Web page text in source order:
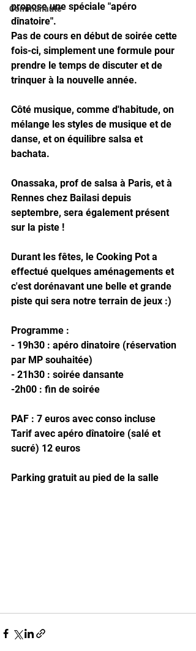
Communauté
propose une spéciale "apéro
dînatoire".
Pas de cours en début de soirée cette
fois-ci, simplement une formule pour
prendre le temps de discuter et de
trinquer à la nouvelle année.
Côté musique, comme d'habitude, on
mélange les styles de musique et de
danse, et on équilibre salsa et
bachata.
Onassaka, prof de salsa à Paris, et à
Rennes chez Bailasi depuis
septembre, sera également présent
sur la piste !
Durant les fêtes, le Cooking Pot a
effectué quelques aménagements et
c'est dorénavant une belle et grande
piste qui sera notre terrain de jeux :)
Programme :
- 19h30 : apéro dinatoire (réservation
par MP souhaitée)
- 21h30 : soirée dansante
-2h00 : fin de soirée
PAF : 7 euros avec conso incluse
Tarif avec apéro dînatoire (salé et
sucré) 12 euros
Parking gratuit au pied de la salle